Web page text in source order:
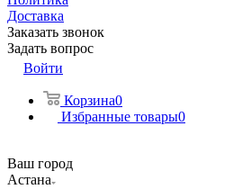
Доставка
Заказать звонок
Задать вопрос
Войти
Корзина0
Избранные товары0
Ваш город
Астана